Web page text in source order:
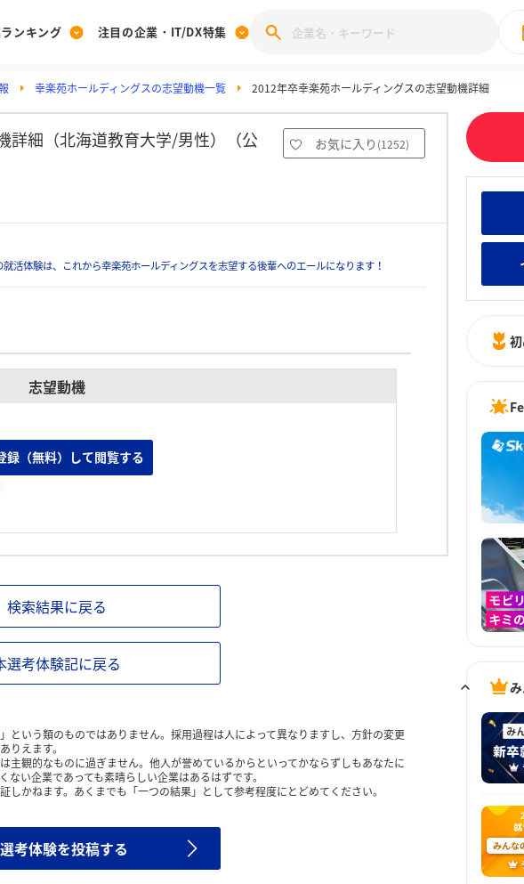
[27卒] 本選考体験記投稿キャンペーン
ンキング
みんなのDX企業就職ブランド調査
みんなの新卒就職人気企業ラ
注目の企業・IT/DX特集
28卒 IT・DX現場社員イン
業研究
幸楽苑ホールディングスの志望動機一覧 2012年卒幸楽苑ホールディングスの志望動機詳細
詳細（北海道教育大学/男性）（公 お気に入り (1252)
活体験は、これから幸楽苑ホールディングスを志望する後輩へのエールになります！
志望動機
録（無料）して閲覧する
検索結果に戻る
選考体験記に戻る
という類のものではありません。採用過程は人によって異なりますし、方針の変更
りえます。
主観的なものに過ぎません。他人が誉めているからといってかならずしもあなたに
い企業であっても素晴らしい企業はあるはずです。
かねます。あくまでも「一つの結果」として参考程度にとどめてください。
考体験を投稿する